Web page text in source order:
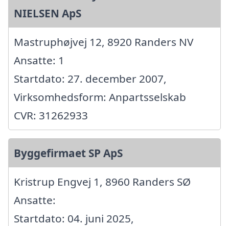
NIELSEN ApS
Mastruphøjvej 12, 8920 Randers NV
Ansatte: 1
Startdato: 27. december 2007,
Virksomhedsform: Anpartsselskab
CVR: 31262933
Byggefirmaet SP ApS
Kristrup Engvej 1, 8960 Randers SØ
Ansatte:
Startdato: 04. juni 2025,